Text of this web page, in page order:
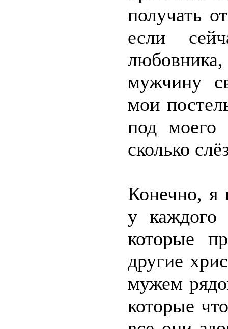
получать
если
мужчину
мои
под
сколько
Конечно, я
у каждого
которые
другие
мужем
которые